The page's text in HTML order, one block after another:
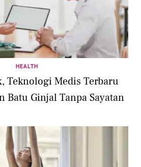
HEALTH
Teknologi Medis Terbaru
Batu Ginjal Tanpa Sayatan